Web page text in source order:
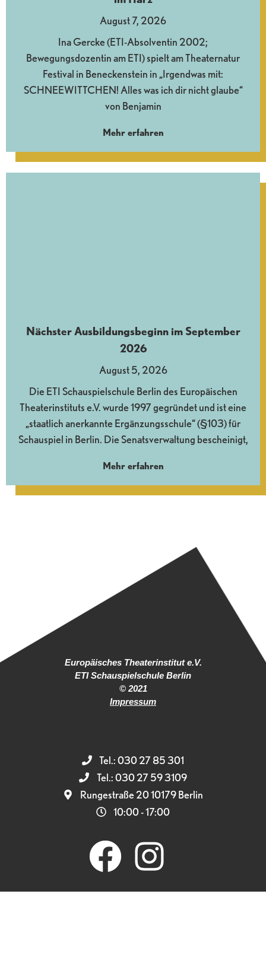
August 7, 2026
Ina Gercke (ETI-Absolventin 2002;
Bewegungsdozentin am ETI) spielt am Theaternatur
Festival in Beneckenstein in „Irgendwas mit:
SCHNEEWITTCHEN! Alles was ich dir nicht glaube“
von Benjamin
Mehr erfahren
Nächster Ausbildungsbeginn im September
2026
August 5, 2026
Die ETI Schauspielschule Berlin des Europäischen
Theaterinstituts e.V. wurde 1997 gegründet und ist eine
„staatlich anerkannte Ergänzungsschule“ (§103) für
Schauspiel in Berlin. Die Senatsverwaltung bescheinigt,
Mehr erfahren
Europäisches Theaterinstitut e.V.
ETI Schauspielschule Berlin
© 2021
Impressum
Tel.: 030 27 85 301
Tel.: 030 27 59 3109
Rungestraße 20 10179 Berlin
10:00 - 17:00